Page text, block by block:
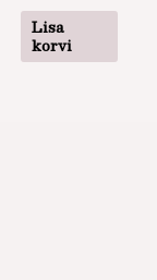
Lisa
korvi